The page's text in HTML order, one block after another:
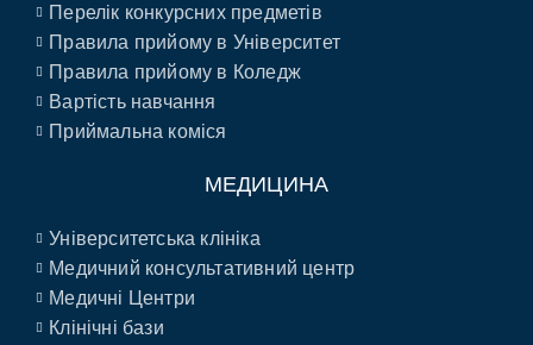
Перелік конкурсних предметів
Правила прийому в Університет
Правила прийому в Коледж
Вартість навчання
Приймальна коміся
МЕДИЦИНА
Університетська клініка
Медичний консультативний центр
Медичні Центри
Клінічні бази